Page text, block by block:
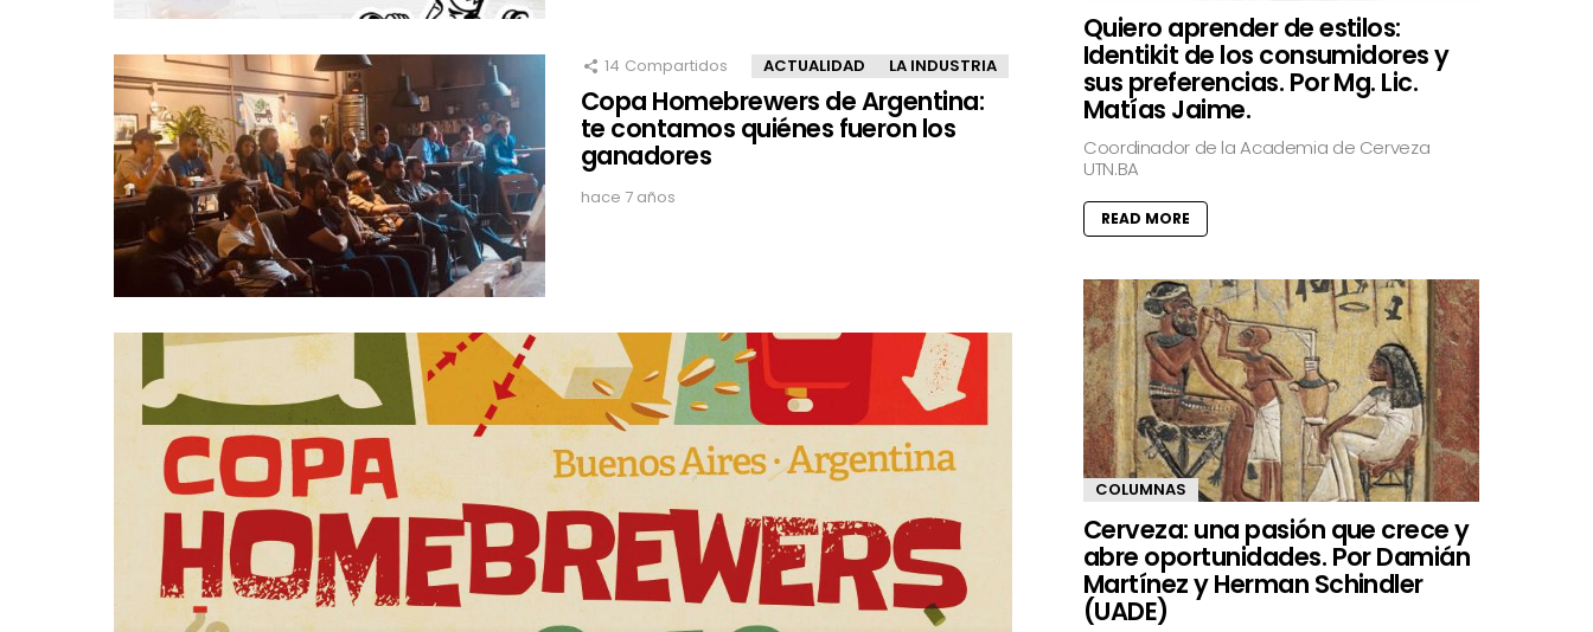
14 Compartidos ACTUALIDAD LA INDUSTRIA
Copa Homebrewers de Argentina:
te contamos quiénes fueron los
ganadores
hace 7 años
Quiero aprender de estilos:
Identikit de los consumidores y
sus preferencias. Por Mg. Lic.
Matías Jaime.
Coordinador de la Academia de Cerveza
UTN.BA
READ MORE
COLUMNAS
Cerveza: una pasión que crece y
abre oportunidades. Por Damián
Martínez y Herman Schindler
(UADE)